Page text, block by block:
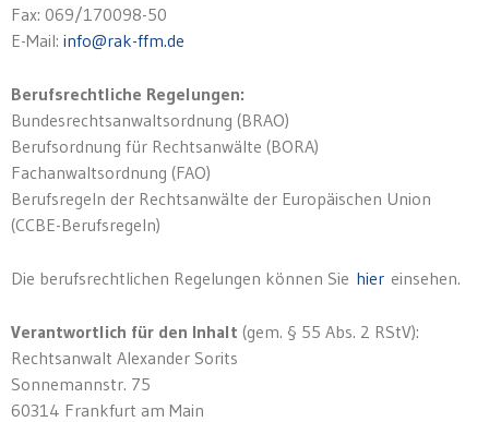
Fax: 069/170098-50
E-Mail: info@rak-ffm.de
Berufsrechtliche Regelungen:
Bundesrechtsanwaltsordnung (BRAO)
Berufsordnung für Rechtsanwälte (BORA)
Fachanwaltsordnung (FAO)
Berufsregeln der Rechtsanwälte der Europäischen Union
(CCBE-Berufsregeln)
Die berufsrechtlichen Regelungen können Sie hier einsehen.
Verantwortlich für den Inhalt (gem. § 55 Abs. 2 RStV):
Rechtsanwalt Alexander Sorits
Sonnemannstr. 75
60314 Frankfurt am Main